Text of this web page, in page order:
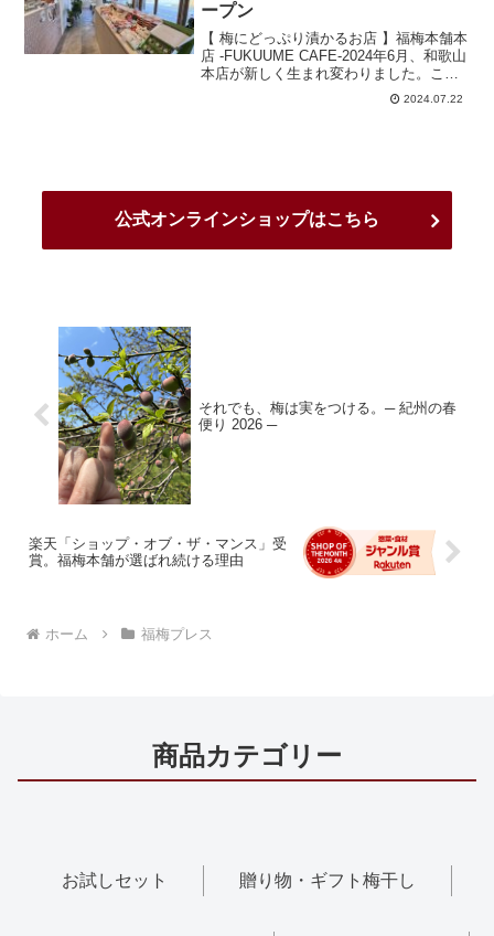
ープン
【 梅にどっぷり漬かるお店 】福梅本舗本
店 -FUKUUME CAFE-2024年6月、和歌山
本店が新しく生まれ変わりました。これ
まで、梅の魅力を伝える場として物販を
中心に展開していましたが、「もっと梅
2024.07.22
公式オンラインショップはこちら
それでも、梅は実をつける。─ 紀州の春
便り 2026 ─
楽天「ショップ・オブ・ザ・マンス」受
賞。福梅本舗が選ばれ続ける理由
ホーム 福梅プレス
商品カテゴリー
お試しセット 贈り物・ギフト梅干し